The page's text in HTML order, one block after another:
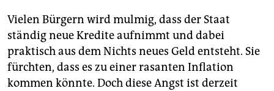
Vielen Bürgern wird mulmig, dass der Staat
ständig neue Kredite aufnimmt und dabei
praktisch aus dem Nichts neues Geld entsteht. Sie
fürchten, dass es zu einer rasanten Inflation
kommen könnte. Doch diese Angst ist derzeit